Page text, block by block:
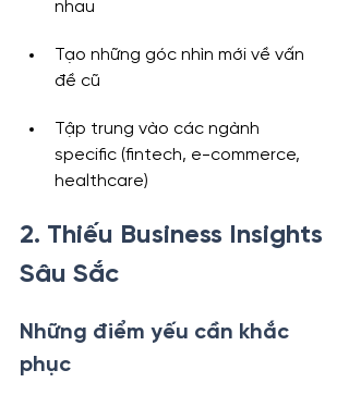
nhau
Tạo những góc nhìn mới về vấn
đề cũ
Tập trung vào các ngành
specific (fintech, e-commerce,
healthcare)
2. Thiếu Business Insights
Sâu Sắc
Những điểm yếu cần khắc
phục